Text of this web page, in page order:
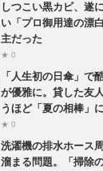
しつこい黒カビ、遂
い「プロ御用達の漂
主だった
★ 0
「人生初の日傘」で
が優雅に。貸した友
うほど「夏の相棒」
★ 0
洗濯機の排水ホース
溜まる問題。「掃除